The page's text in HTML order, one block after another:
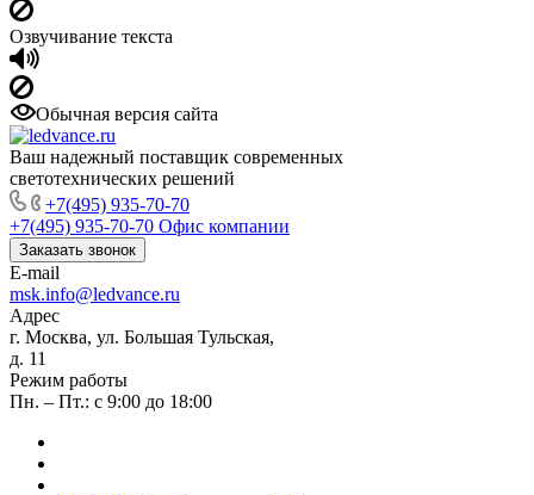
Озвучивание текста
Обычная версия сайта
Ваш надежный поставщик современных
светотехнических решений
+7(495) 935-70-70
+7(495) 935-70-70 Офис компании
Заказать звонок
E-mail
msk.info@ledvance.ru
Адрес
г. Москва, ул. Большая Тульская,
д. 11
Режим работы
Пн. – Пт.: с 9:00 до 18:00